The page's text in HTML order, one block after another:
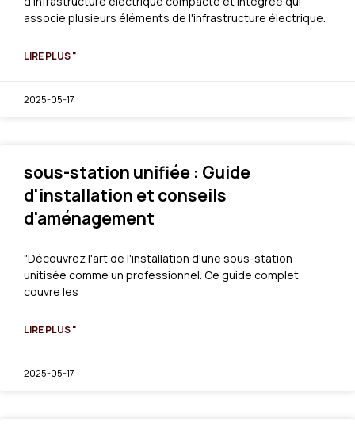
associe plusieurs éléments de l'infrastructure électrique.
LIRE PLUS "
2025-05-17
sous-station unifiée : Guide
d'installation et conseils
d'aménagement
"Découvrez l'art de l'installation d'une sous-station
unitisée comme un professionnel. Ce guide complet
couvre les
LIRE PLUS "
2025-05-17